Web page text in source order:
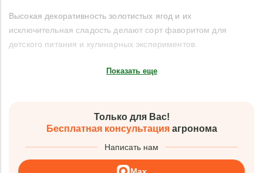
Высокая декоративность золотистых ягод и их
исключительная сладость делают сорт фаворитом для
детского питания и кулинарных экспериментов.
Показать еще
Только для Вас!
Бесплатная консультацияагронома
Написать нам